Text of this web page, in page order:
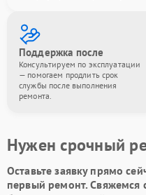
Поддержка после
Консультируем по эксплуатации
— помогаем продлить срок
службы после выполнения
ремонта.
Нужен срочный
Оставьте заявкупрямо
первый ремонт. Свяжемся